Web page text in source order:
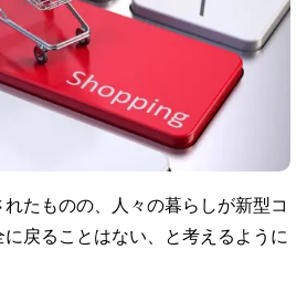
たものの、人々の暮らしが新型コ
戻ることはない、と考えるように